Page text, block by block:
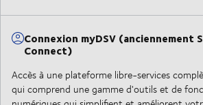
Connexion myDSV (anciennement
Connect)
Accès à une plateforme libre-services
qui comprend une gamme d'outils et de